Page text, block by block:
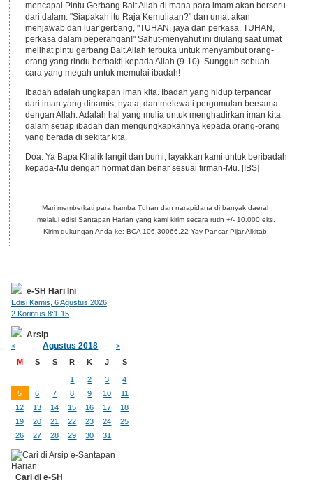
mencapai Pintu Gerbang Bait Allah di mana para imam akan berseru
dari dalam: "Siapakah itu Raja Kemuliaan?" dan umat akan
menjawab dari luar gerbang, "TUHAN, jaya dan perkasa. TUHAN,
perkasa dalam peperangan!" Sahut-menyahut ini diulang saat umat
melihat pintu gerbang Bait Allah terbuka untuk menyambut orang-
orang yang rindu berbakti kepada Allah (9-10). Sungguh sebuah
cara yang megah untuk memulai ibadah!
Ibadah adalah ungkapan iman kita. Ibadah yang hidup terpancar
dari iman yang dinamis, nyata, dan melewati pergumulan bersama
dengan Allah. Adalah hal yang mulia untuk menghadirkan iman kita
dalam setiap ibadah dan mengungkapkannya kepada orang-orang
yang berada di sekitar kita.
Doa: Ya Bapa Khalik langit dan bumi, layakkan kami untuk beribadah
kepada-Mu dengan hormat dan benar sesuai firman-Mu. [IBS]
Mari memberkati para hamba Tuhan dan narapidana di banyak daerah
melalui edisi Santapan Harian yang kami kirim secara rutin +/- 10.000 eks.
Kirim dukungan Anda ke: BCA 106.30066.22 Yay Pancar Pijar Alkitab.
e-SH Hari Ini
Edisi Kamis, 6 Agustus 2026
2 Korintus 8:1-15
Arsip
< Agustus 2018
>
M
S S R K J S
1 2 3
4
5
6 7 8 9 10
11
12
13 14 15 16 17
18
19
20 21 22 23 24
25
26
27 28 29 30 31
Cari di e-SH